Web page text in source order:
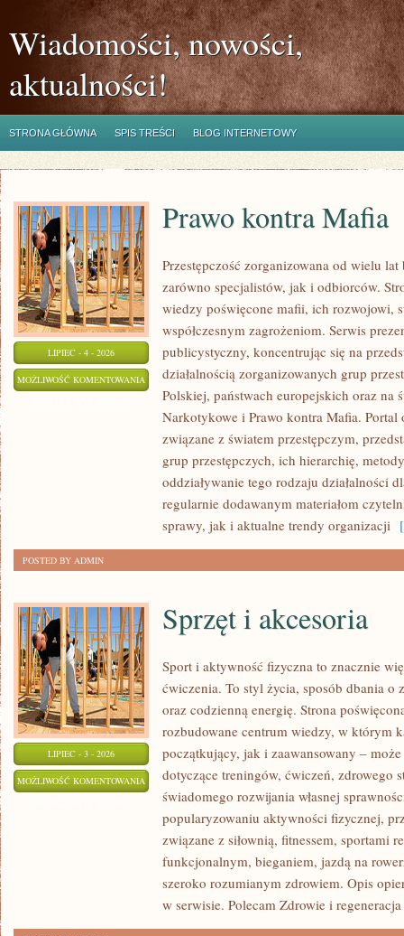
Wiadomości, nowości,
aktualności!
STRONA GŁÓWNA SPIS TREŚCI BLOG INTERNETOWY
LIPIEC - 4 - 2026
MOŻLIWOŚĆ KOMENTOWANIA PRAWO
KONTRA
MAFIA
Prawo kontra Mafia
Przestępczość zorganizowana od wielu
zarówno specjalistów, jak i odbiorców.
wiedzy poświęcone mafii, ich rozwojowi,
współczesnym zagrożeniom. Serwis
publicystyczny, koncentrując się na
działalnością zorganizowanych grup
Polskiej, państwach europejskich oraz na
Narkotykowe i Prawo kontra Mafia.
związane z światem przestępczym,
grup przestępczych, ich hierarchię,
oddziaływanie tego rodzaju działalności
regularnie dodawanym materiałom
sprawy, jak i aktualne trendy organizacji
POSTED BY ADMIN
LIPIEC - 3 - 2026
MOŻLIWOŚĆ KOMENTOWANIA SPRZĘT
AKCESORIA
Sprzęt i akcesoria
Sport i aktywność fizyczna to znacznie
ćwiczenia. To styl życia, sposób dbania o
oraz codzienną energię. Strona
rozbudowane centrum wiedzy, w którym
początkujący, jak i zaawansowany –
dotyczące treningów, ćwiczeń, zdrowego
świadomego rozwijania własnej
popularyzowaniu aktywności fizycznej,
związane z siłownią, fitnessem, sportami
funkcjonalnym, bieganiem, jazdą na
szeroko rozumianym zdrowiem. Opis
w serwisie. Polecam Zdrowie i